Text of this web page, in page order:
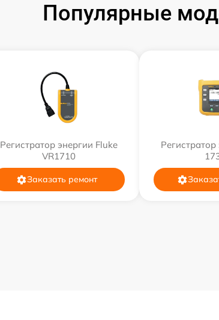
Популярные
Регистратор энергии Fluke
VR1710
Заказать ремонт